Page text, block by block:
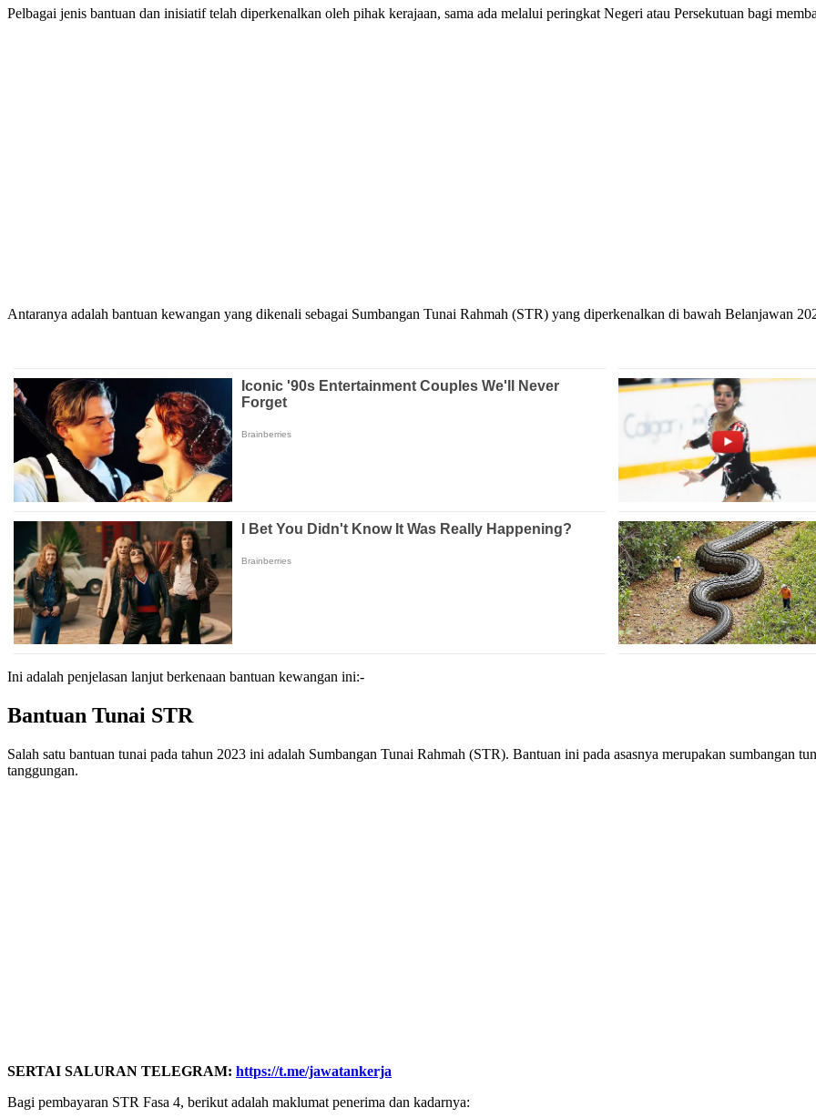
Pelbagai jenis bantuan dan inisiatif telah diperkenalkan oleh pihak kerajaan, sama ada melalui peringkat Negeri atau Persekutuan bagi
Antaranya adalah bantuan kewangan yang dikenali sebagai Sumbangan Tunai Rahmah (STR) yang diperkenalkan di bawah Belanjawan
Ini adalah penjelasan lanjut berkenaan bantuan kewangan ini:-
Bantuan Tunai STR
Salah satu bantuan tunai pada tahun 2023 ini adalah Sumbangan Tunai Rahmah (STR). Bantuan ini pada asasnya merupakan sumbangan
tanggungan.
SERTAI SALURAN TELEGRAM: https://t.me/jawatankerja
Bagi pembayaran STR Fasa 4, berikut adalah maklumat penerima dan kadarnya: